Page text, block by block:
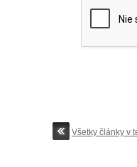
Všetky články v